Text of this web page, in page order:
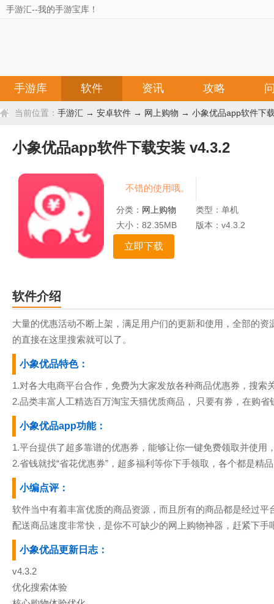
手游汇--我的手游宝库！
手游库 软件 资讯 攻略
当前位置： 手游汇 → 安卓软件 → 网上购物 → 小象优品app软件下
小象优品app软件下载安装 v4.3.2
不错的使用哦。
分类： 网上购物
类型：单机
大小：82.35MB
版本：v4.3.2
立即下载
软件介绍
大量的优惠活动不断上架，满足用户们的更新和使用，全部的
的直接在这里搜索就可以了。
小象优品特色：
1.对各大电商平台合作，免费为大家发放各种商品优惠券，搜
2.品类丰富人工精选百万淘宝天猫优质商品， 只要有券，在购省
小象优品app功能：
1.平台提供了超多靠谱的优惠券，能够让你一键免费领取并使用
2.省钱就找“省花优惠券”，超多福利等你下手领取，各个都是精
小编点评：
软件当中有着丰富优质的商品资源，而且所有的商品都是经过
配送商品速度非常快，是你不可缺少的网上购物神器，赶紧下手
小象优品更新日志：
v4.3.2
优化搜索体验